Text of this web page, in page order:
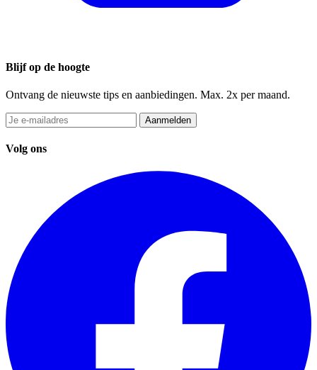
Blijf op de hoogte
Ontvang de nieuwste tips en aanbiedingen. Max. 2x per maand.
Aanmelden
Volg ons